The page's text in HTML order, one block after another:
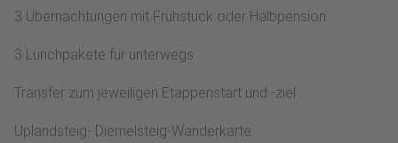
3 Übernachtungen mit Frühstück oder Halbpension
3 Lunchpakete für unterwegs
Transfer zum jeweiligen Etappenstart und -ziel
Uplandsteig- Diemelsteig-Wanderkarte